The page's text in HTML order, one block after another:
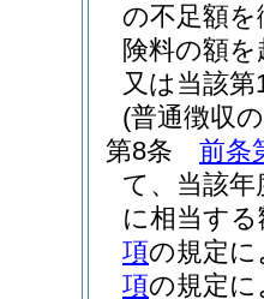
の不足額
険料の額
又は当該
(普通徴収
第8条
前条
て、当該
に相当す
項の規定
項の規定